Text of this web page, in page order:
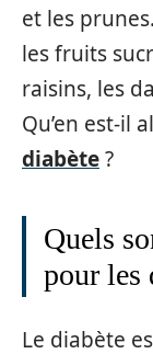
et les
les fruits
raisins, les
Qu’en est-il
diabète?
Quels
pour les
Le diabète